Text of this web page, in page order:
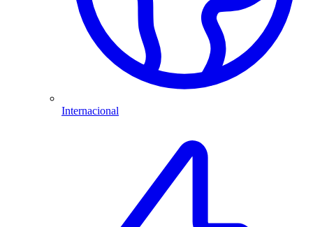
Internacional